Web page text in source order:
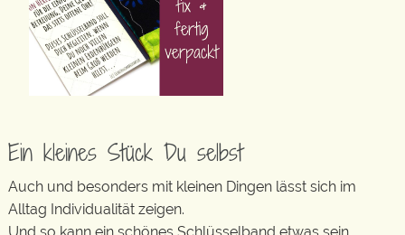
Ein kleines Stück Du selbst
Auch und besonders mit kleinen Dingen lässt sich im
Alltag Individualität zeigen.